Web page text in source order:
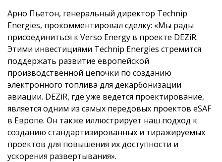
Арно Пьетон, генеральный директор Technip
Energies, прокомментировал сделку: «Мы рады
присоединиться к Verso Energy в проекте DEZiR.
Этими инвестициями Technip Energies стремится
поддержать развитие европейской
производственной цепочки по созданию
электронного топлива для декарбонизации
авиации. DEZiR, где уже ведется проектирование,
является одним из самых передовых проектов eSAF
в Европе. Он также иллюстрирует наш подход к
созданию стандартизированных и тиражируемых
проектов для повышения их доступности и
ускорения развертывания».